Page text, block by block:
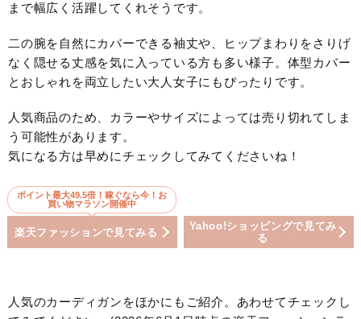
まで幅広く活躍してくれそうです。
二の腕を自然にカバーできる袖丈や、ヒップまわりをさりげ
なく隠せる丈感を気に入っている方も多い様子。体型カバー
とおしゃれを両立したい大人女子にもぴったりです。
人気商品のため、カラーやサイズによっては売り切れてしま
う可能性があります。
気になる方は早めにチェックしてみてくださいね！
ポイント最大49.5倍！稼ぐなら今！お
買い物マラソン開催中
楽天ファッションで見てみる
Yahoo!ショッピングで見てみ
る
人気のカーディガンをほかにもご紹介。あわせてチェックし